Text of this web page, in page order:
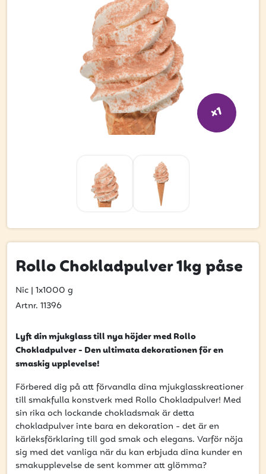
Hitta din grossist
Jobba hos oss
Vill du få erbjudanden och vara den första att
få uppdateringar kring kampanjer?
Ange din e-postadress nedan för att ta del av våra nyheter
och erbjudanden.
E-postadress
PRENUMERERA
x1
Rollo Chokladpulver 1kg påse
Nic | 1x1000 g
Artnr. 11396
Lyft din mjukglass till nya höjder med Rollo
Chokladpulver - Den ultimata dekorationen för en
smaskig upplevelse!
Förbered dig på att förvandla dina mjukglasskreationer
till smakfulla konstverk med Rollo Chokladpulver! Med
sin rika och lockande chokladsmak är detta
chokladpulver inte bara en dekoration - det är en
kärleksförklaring till god smak och elegans. Varför nöja
sig med det vanliga när du kan erbjuda dina kunder en
smakupplevelse de sent kommer att glömma?